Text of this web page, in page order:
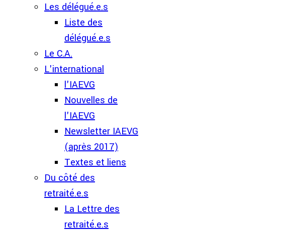
Les délégué.e.s
Liste des
délégué.e.s
Le C.A.
L'international
l'IAEVG
Nouvelles de
l'IAEVG
Newsletter IAEVG
(après 2017)
Textes et liens
Du côté des
retraité.e.s
La Lettre des
retraité.e.s